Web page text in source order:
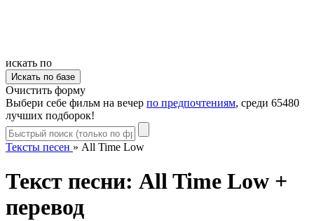
искать по
Очистить форму
Выбери себе фильм на вечер по предпочтениям, среди 65480
лучших подборок!
Тексты песен » All Time Low
Текст песни: All Time Low +
перевод